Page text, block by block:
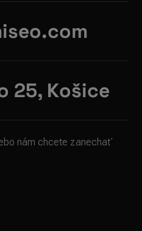
25, Košice
nám chcete zanechať